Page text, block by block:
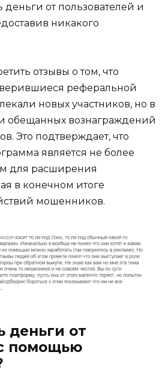
деньги от пользователей и
никакого
отзывы о том, что
реферальной
новых участников, но в
обещанных вознаграждений
Это подтверждает, что
является не более
для расширения
в конечном итоге
мошенников.
деньги от
помощью